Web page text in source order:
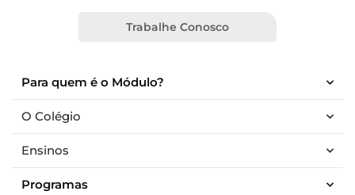
Para quem é o Módulo?
O Colégio
Ensinos
Programas
Trabalhe Conosco